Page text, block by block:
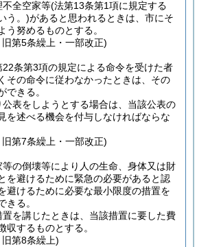
不全空家等(法第13条第1項に規定する
う。)があると思われるときは、市にそ
う努めるものとする。
第5条繰上・一部改正)
条第3項の規定による命令を受けた者
その命令に従わなかったときは、その
できる。
表をしようとする場合は、当該公表の
を述べる機会を付与しなければならな
第7条繰上・一部改正)
の倒壊等により人の生命、身体又は財
を避けるために緊急の必要があると認
避けるために必要な最小限度の措置を
きる。
置を講じたときは、当該措置に要した費
収するものとする。
第8条繰上)